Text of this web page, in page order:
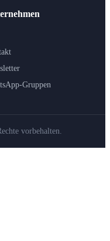
Gruppen
vorbehalten.